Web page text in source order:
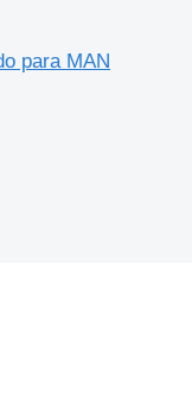
para MAN